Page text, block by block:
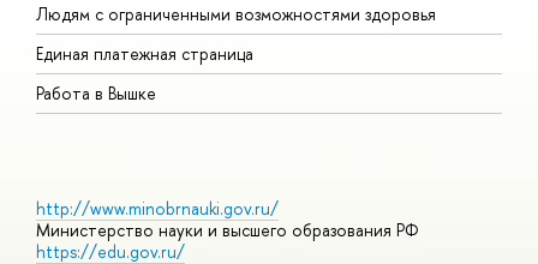
Людям с ограниченными возможностями здоровья
Единая платежная страница
Работа в Вышке
http://www.minobrnauki.gov.ru/
Министерство науки и высшего образования РФ
https://edu.gov.ru/